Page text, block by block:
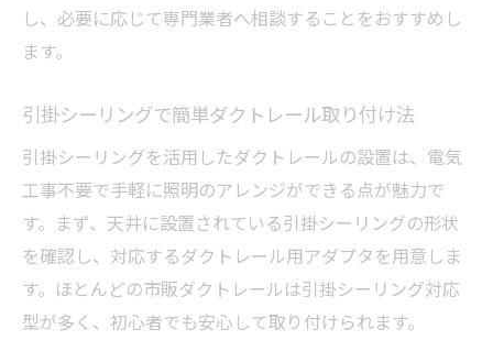
し、必要に応じて専門業者へ相談することをおすすめし
ます。
引掛シーリングで簡単ダクトレール取り付け法
引掛シーリングを活用したダクトレールの設置は、電気
工事不要で手軽に照明のアレンジができる点が魅力で
す。まず、天井に設置されている引掛シーリングの形状
を確認し、対応するダクトレール用アダプタを用意しま
す。ほとんどの市販ダクトレールは引掛シーリング対応
型が多く、初心者でも安心して取り付けられます。